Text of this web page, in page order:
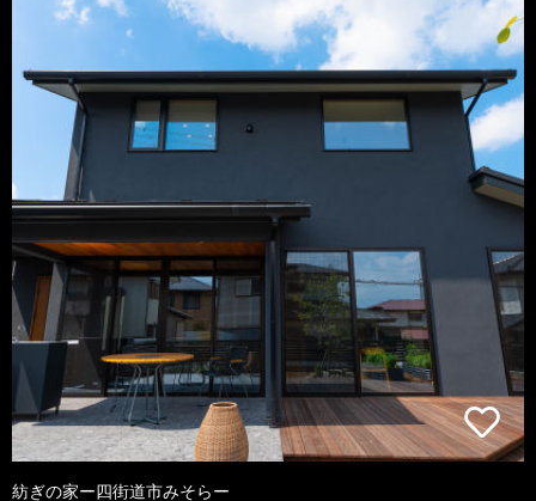
紡ぎの家ー四街道市みそらー